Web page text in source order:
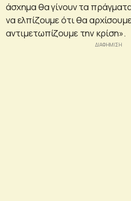
άσχημα θα γίνουν τα
να ελπίζουμε ότι θα
αντιμετωπίζουμε την κρίση».